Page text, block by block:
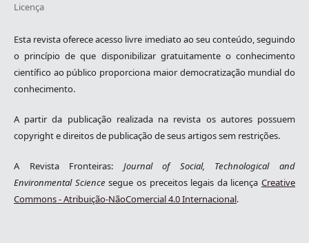
Licença
Esta revista oferece acesso livre imediato ao seu conteúdo, seguindo
o princípio de que disponibilizar gratuitamente o conhecimento
científico ao público proporciona maior democratização mundial do
conhecimento.
A partir da publicação realizada na revista os autores possuem
copyright e direitos de publicação de seus artigos sem restrições.
A Revista Fronteiras: Journal of Social, Technological and
Environmental Science segue os preceitos legais da licençaCreative
Commons - Atribuição-NãoComercial 4.0 Internacional.